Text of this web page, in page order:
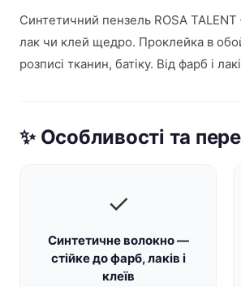
Синтетичний пензель ROSA
лак чи клей щедро. Проклейка в
розписі тканин, батіку. Від фарб і
✨ Особливості та
✓
Синтетичне волокно —
стійке до фарб, лаків і
клеїв